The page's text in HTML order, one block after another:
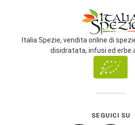
Italia Spezie, vendita online di
disidratata, infusi ed erbe
SEGUICI SU